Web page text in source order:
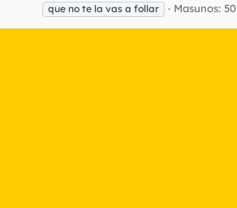
que no te la vas a follar
Masunos: 50